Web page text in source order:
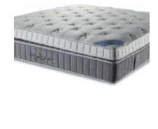
NA
LISTU
ŽELJA